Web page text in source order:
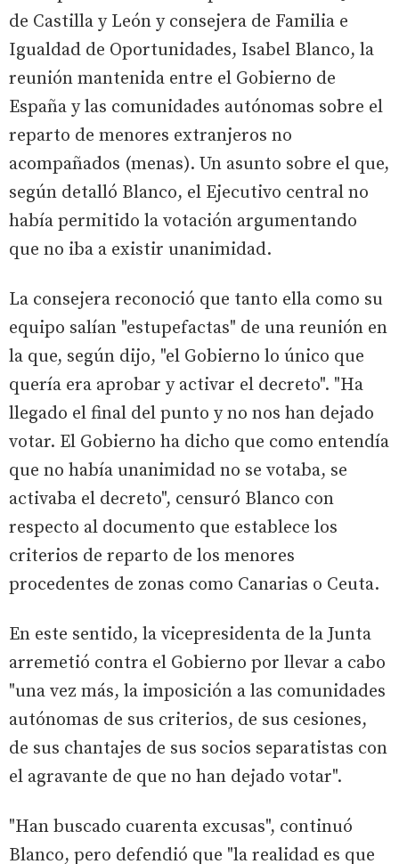
de Castilla y León y consejera de Familia e
Igualdad de Oportunidades, Isabel Blanco, la
reunión mantenida entre el Gobierno de
España y las comunidades autónomas sobre el
reparto de menores extranjeros no
acompañados (menas). Un asunto sobre el que,
según detalló Blanco, el Ejecutivo central no
había permitido la votación argumentando
que no iba a existir unanimidad.
La consejera reconoció que tanto ella como su
equipo salían "estupefactas" de una reunión en
la que, según dijo, "el Gobierno lo único que
quería era aprobar y activar el decreto". "Ha
llegado el final del punto y no nos han dejado
votar. El Gobierno ha dicho que como entendía
que no había unanimidad no se votaba, se
activaba el decreto", censuró Blanco con
respecto al documento que establece los
criterios de reparto de los menores
procedentes de zonas como Canarias o Ceuta.
En este sentido, la vicepresidenta de la Junta
arremetió contra el Gobierno por llevar a cabo
"una vez más, la imposición a las comunidades
autónomas de sus criterios, de sus cesiones,
de sus chantajes de sus socios separatistas con
el agravante de que no han dejado votar".
"Han buscado cuarenta excusas", continuó
Blanco, pero defendió que "la realidad es que